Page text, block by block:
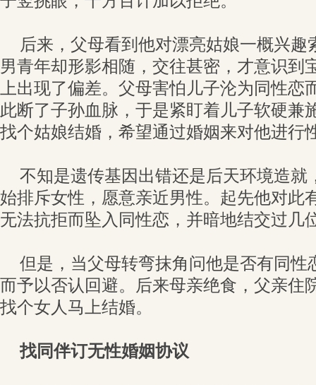
后来，父母看到他对漂亮姑娘一概兴趣
男青年却形影相随，交往甚密，才意识到
上出现了偏差。父母害怕儿子沦为同性恋
此断了子孙血脉，于是紧盯着儿子软硬兼
找个姑娘结婚，希望通过婚姻来对他进行
不知是遗传基因出错还是后天环境造就
始排斥女性，愿意亲近男性。起先他对此
无法抗拒而坠入同性恋，并暗地结交过几
但是，当父母转弯抹角问他是否有同性
而予以否认回避。后来母亲绝食，父亲住
找个女人马上结婚。
找同伴订无性婚姻协议